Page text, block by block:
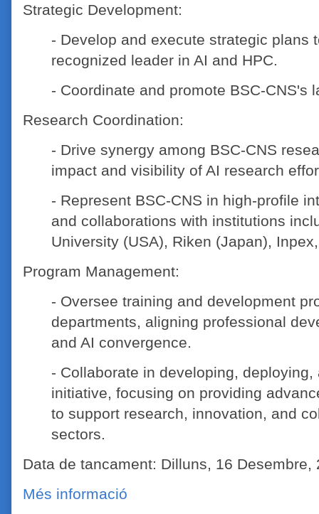
Strategic Development:
- Develop and execute strategic plans
recognized leader in AI and HPC.
- Coordinate and promote BSC-CNS's
Research Coordination:
- Drive synergy among BSC-CNS
impact and visibility of AI research
- Represent BSC-CNS in high-profile
and collaborations with institutions
University (USA), Riken (Japan),
Program Management:
- Oversee training and development
departments, aligning professional
and AI convergence.
- Collaborate in developing,
initiative, focusing on providing
to support research, innovation, and
sectors.
Data de tancament: Dilluns, 16 Desembre,
Més informació